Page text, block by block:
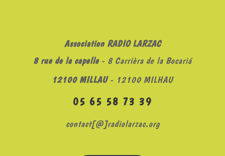
Association RADIO LARZAC
8 rue de la capelle- 8 Carrièra de la Bocariá
12100 MILLAU- 12100 MILHAU
05 65 58 73 39
contact[@]radiolarzac.org